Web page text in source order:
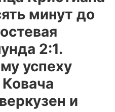
минут до
2:1.
успеху
и